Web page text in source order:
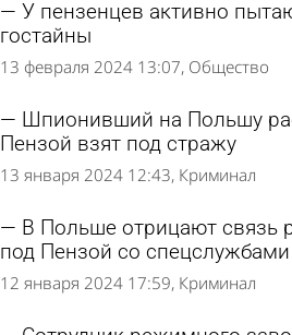
У пензенцев активно
гостайны
13 февраля 2024 13:07 Общество
Шпионивший на Польшу
Пензой взят под стражу
13 января 2024 12:43 Криминал
В Польше отрицают связь
под Пензой со спецслужбами
12 января 2024 17:59 Криминал